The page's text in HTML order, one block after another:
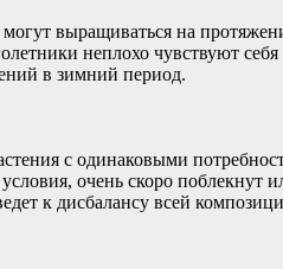
могут выращиваться на
неплохо чувствуют
в зимний период.
с одинаковыми
очень скоро поблекнут
к дисбалансу всей